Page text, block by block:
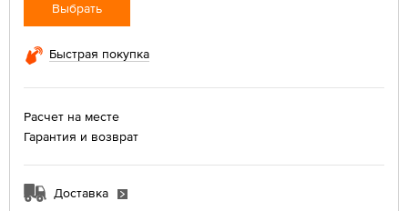
Выбрать
Быстрая покупка
Расчет на месте
Гарантия и возврат
Доставка